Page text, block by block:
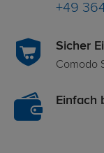
+49
Sicher
Comodo
Einfach